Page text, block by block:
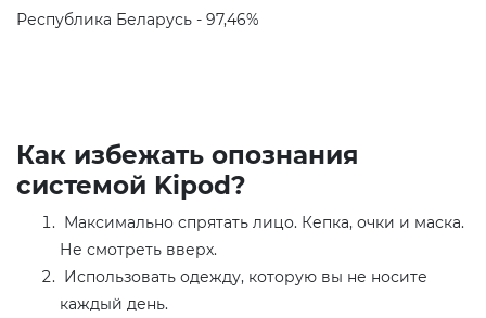
Республика Беларусь - 97,46%
Как избежать опознания
системой Kipod?
Максимально спрятать лицо. Кепка, очки и маска.
Не смотреть вверх.
Использовать одежду, которую вы не носите
каждый день.